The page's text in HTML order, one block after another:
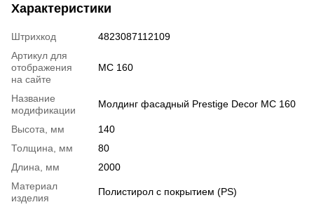
Характеристики
Штрихкод
4823087112109
Артикул для
отображения
на сайте
MC 160
Название
модификации
Молдинг фасадный Prestige Decor MC 160
Высота, мм
140
Толщина, мм
80
Длина, мм
2000
Материал
изделия
Полистирол с покрытием (PS)